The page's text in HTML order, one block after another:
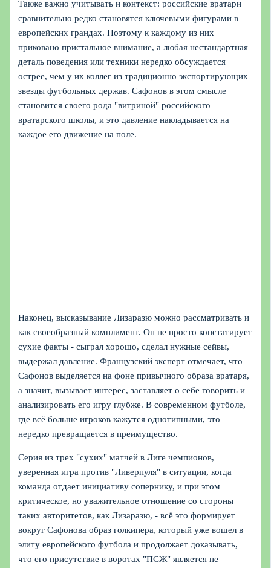
Также важно учитывать и контекст: российские вратари
сравнительно редко становятся ключевыми фигурами в
европейских грандах. Поэтому к каждому из них
приковано пристальное внимание, а любая нестандартная
деталь поведения или техники нередко обсуждается
острее, чем у их коллег из традиционно экспортирующих
звезды футбольных держав. Сафонов в этом смысле
становится своего рода "витриной" российского
вратарского школы, и это давление накладывается на
каждое его движение на поле.
Наконец, высказывание Лизаразю можно рассматривать и
как своеобразный комплимент. Он не просто констатирует
сухие факты - сыграл хорошо, сделал нужные сейвы,
выдержал давление. Французский эксперт отмечает, что
Сафонов выделяется на фоне привычного образа вратаря,
а значит, вызывает интерес, заставляет о себе говорить и
анализировать его игру глубже. В современном футболе,
где всё больше игроков кажутся однотипными, это
нередко превращается в преимущество.
Серия из трех "сухих" матчей в Лиге чемпионов,
уверенная игра против "Ливерпуля" в ситуации, когда
команда отдает инициативу сопернику, и при этом
критическое, но уважительное отношение со стороны
таких авторитетов, как Лизаразю, - всё это формирует
вокруг Сафонова образ голкипера, который уже вошел в
элиту европейского футбола и продолжает доказывать,
что его присутствие в воротах "ПСЖ" является не